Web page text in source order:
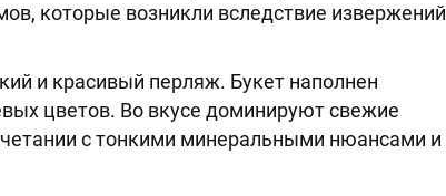
которые возникли вследствие извержений
и красивый перляж. Букет наполнен
цветов. Во вкусе доминируют свежие
с тонкими минеральными нюансами и